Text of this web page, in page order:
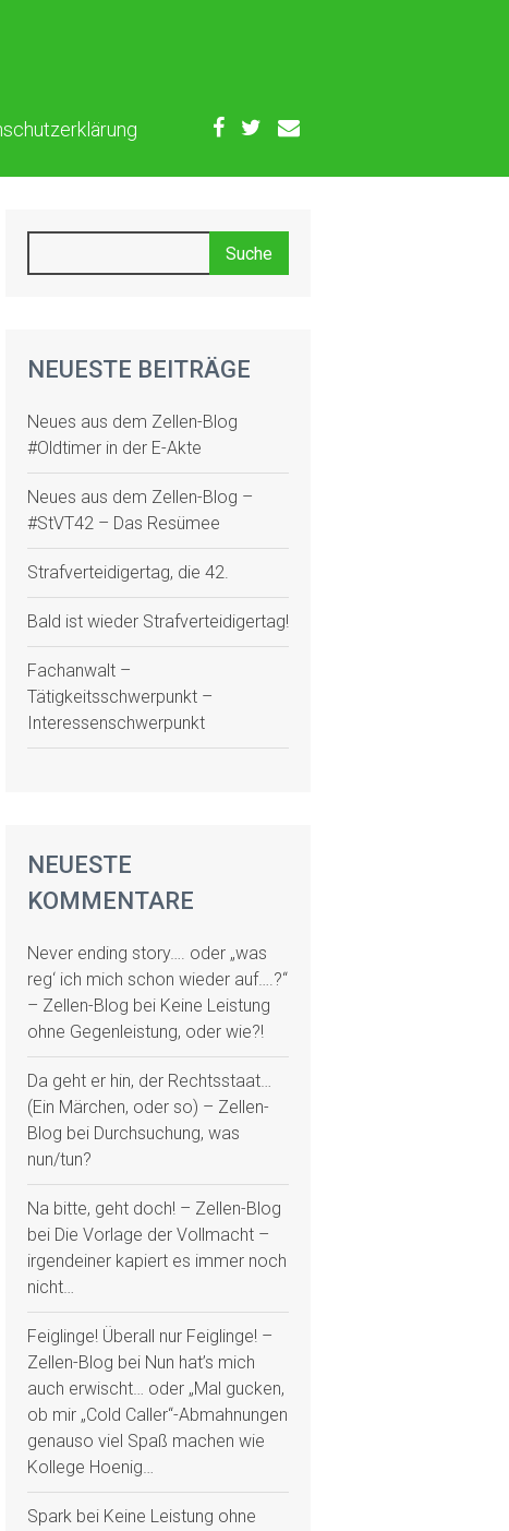
NEUESTE BEITRÄGE
Neues aus dem Zellen-Blog
#Oldtimer in der E-Akte
Neues aus dem Zellen-Blog –
#StVT42 – Das Resümee
Strafverteidigertag, die 42.
Bald ist wieder Strafverteidigertag!
Fachanwalt –
Tätigkeitsschwerpunkt –
Interessenschwerpunkt
NEUESTE
KOMMENTARE
Never ending story…. oder „was
reg‘ ich mich schon wieder auf….?“
– Zellen-Blog bei Keine Leistung
ohne Gegenleistung, oder wie?!
Da geht er hin, der Rechtsstaat…
(Ein Märchen, oder so) – Zellen-
Blog bei Durchsuchung, was
nun/tun?
Na bitte, geht doch! – Zellen-Blog
bei Die Vorlage der Vollmacht –
irgendeiner kapiert es immer noch
nicht…
Feiglinge! Überall nur Feiglinge! –
Zellen-Blog bei Nun hat’s mich
auch erwischt… oder „Mal gucken,
ob mir „Cold Caller“-Abmahnungen
genauso viel Spaß machen wie
Kollege Hoenig…
Spark bei Keine Leistung ohne